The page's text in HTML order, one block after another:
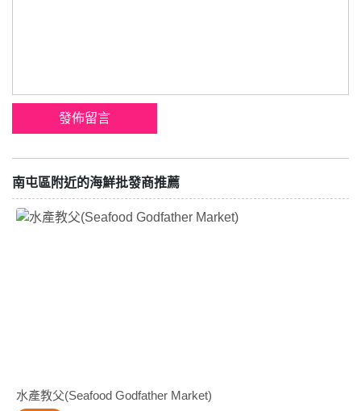
南屯區附近的海鮮批發商推薦
水產教父(Seafood Godfather Market)